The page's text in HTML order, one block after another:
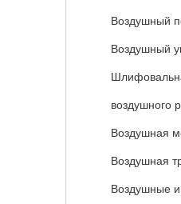
Воздушный
Воздушный
воздушного
Воздушная
Воздушная
Воздушные